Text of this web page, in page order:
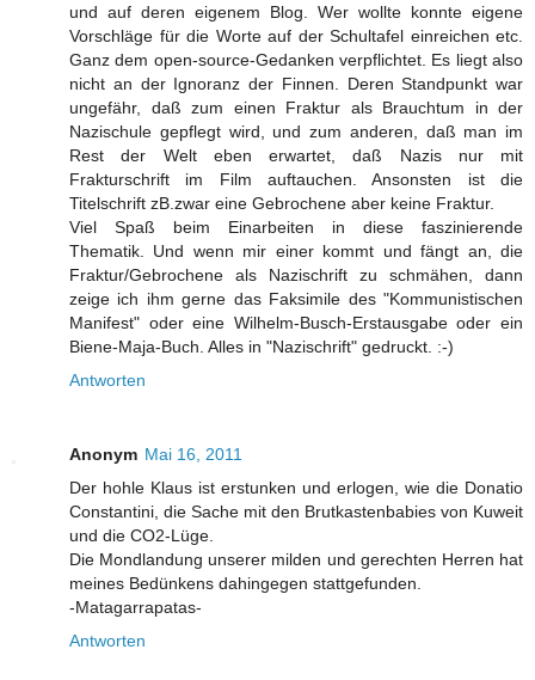
und auf deren eigenem Blog. Wer wollte konnte eigene
Vorschläge für die Worte auf der Schultafel einreichen etc.
Ganz dem open-source-Gedanken verpflichtet. Es liegt also
nicht an der Ignoranz der Finnen. Deren Standpunkt war
ungefähr, daß zum einen Fraktur als Brauchtum in der
Nazischule gepflegt wird, und zum anderen, daß man im
Rest der Welt eben erwartet, daß Nazis nur mit
Frakturschrift im Film auftauchen. Ansonsten ist die
Titelschrift zB.zwar eine Gebrochene aber keine Fraktur.
Viel Spaß beim Einarbeiten in diese faszinierende
Thematik. Und wenn mir einer kommt und fängt an, die
Fraktur/Gebrochene als Nazischrift zu schmähen, dann
zeige ich ihm gerne das Faksimile des "Kommunistischen
Manifest" oder eine Wilhelm-Busch-Erstausgabe oder ein
Biene-Maja-Buch. Alles in "Nazischrift" gedruckt. :-)
Antworten
Anonym Mai 16, 2011
Der hohle Klaus ist erstunken und erlogen, wie die Donatio
Constantini, die Sache mit den Brutkastenbabies von Kuweit
und die CO2-Lüge.
Die Mondlandung unserer milden und gerechten Herren hat
meines Bedünkens dahingegen stattgefunden.
-Matagarrapatas-
Antworten